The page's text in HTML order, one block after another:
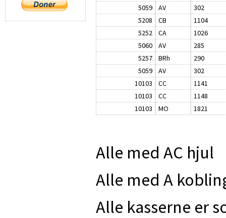
5059
AV
302
5208
CB
1104
5252
CA
1026
5060
AV
285
5257
BRh
290
5059
AV
302
10103
CC
1141
10103
CC
1148
10103
MO 1821
Alle med AC hjul
Alle med A
Alle kasserne er